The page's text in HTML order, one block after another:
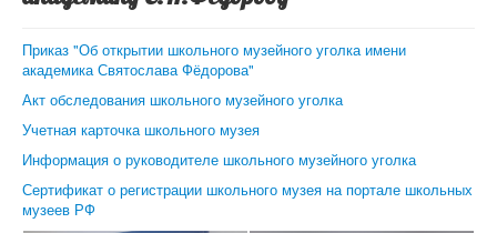
Приказ "Об открытии школьного музейного уголка имени
академика Святослава Фёдорова"
Акт обследования школьного музейного уголка
Учетная карточка школьного музея
Информация о руководителе школьного музейного уголка
Сертификат о регистрации школьного музея на портале школьных
музеев РФ